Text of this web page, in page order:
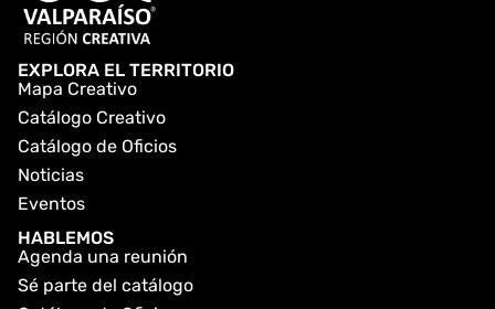
EXPLORA EL TERRITORIO
Mapa Creativo
Catálogo Creativo
Catálogo de Oficios
Noticias
Eventos
HABLEMOS
Agenda una reunión
Sé parte del catálogo